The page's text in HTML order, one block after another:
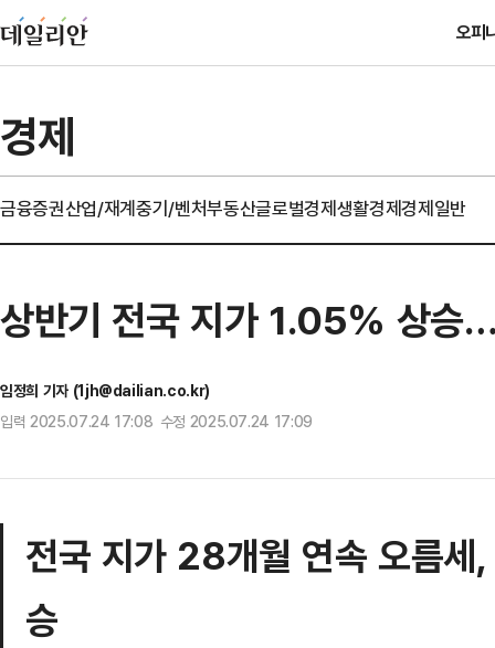
오피
경제
금융증권산업/재계중기/벤처부동산글로벌경제생활경제경제일반
상반기 전국 지가 1.05% 상승
임정희 기자 (1jh@dailian.co.kr)
입력 2025.07.24 17:08 수정 2025.07.24 17:09
전국 지가 28개월 연속 오름
승